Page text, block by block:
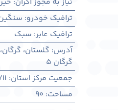
ترافیک خودرو:
ترافیک عابر: سبک
آدرس: گلستان،
گرگان 5
جمعیت مرکز استان:
مساحت:
90